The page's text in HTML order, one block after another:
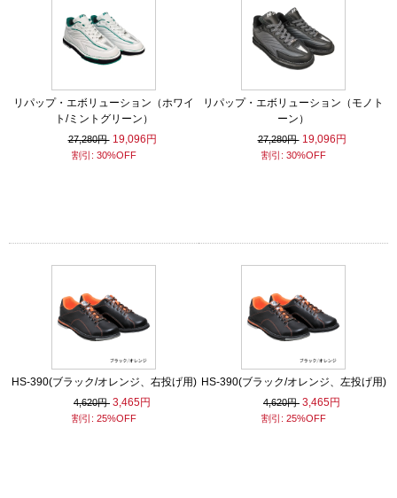
リパップ・エボリューション（ホワイ
ト/ミントグリーン）
27,280円 19,096円
割引: 30%OFF
リパップ・エボリューション（モノト
ーン）
27,280円 19,096円
割引: 30%OFF
HS-390(ブラック/オレンジ、右投げ用)
4,620円 3,465円
割引: 25%OFF
HS-390(ブラック/オレンジ、左投げ用)
4,620円 3,465円
割引: 25%OFF